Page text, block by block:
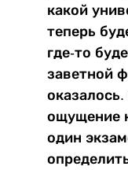
какой
теперь
где-то
заветной
ощущение
один